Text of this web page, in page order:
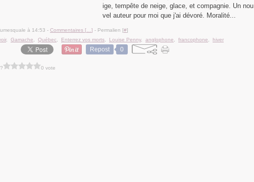
ige, tempête de neige, glace, et compagnie. Un nou
vel auteur pour moi que j'ai dévoré. Moralité...
à 14:53 - Commentaires [ ] - Permalien [#]
, Gamache Québec Enterrez vos morts Louise Penny, anglophone francophone hiver
Repost 0
0 vote